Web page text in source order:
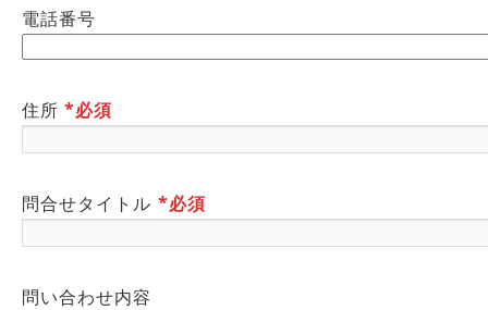
電話番号
住所*必須
問合せタイトル *必須
問い合わせ内容